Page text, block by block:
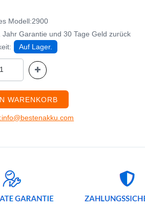
Modell:2900
Jahr Garantie und 30 Tage Geld zurück
Auf Lager.
WARENKORB